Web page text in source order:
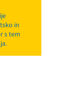
in
s tem